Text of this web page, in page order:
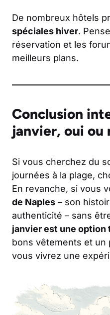
De nombreux hôtels
spéciales hiver.
réservation et les
meilleurs plans.
Conclusion
janvier, oui ou
Si vous cherchez du
journées à la plage,
En revanche, si vous
de Naples – son
authenticité – sans
janvier est une option
bons vêtements et un
vous vivrez une